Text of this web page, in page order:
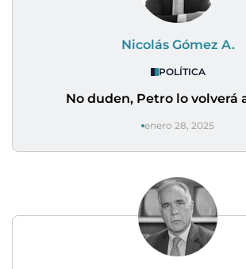
Nicolás Gómez A.
POLÍTICA
No duden, Petro lo volverá
enero 28, 2025